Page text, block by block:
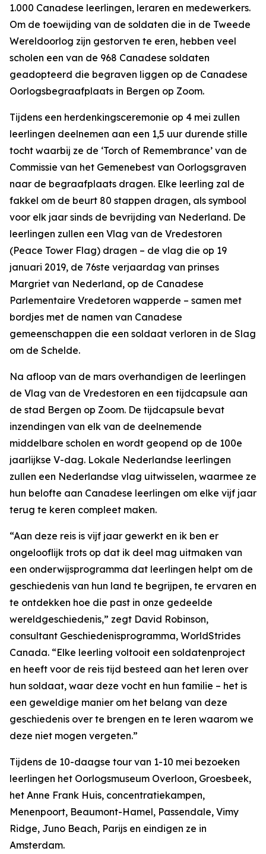
1.000 Canadese leerlingen, leraren en medewerkers.
Om de toewijding van de soldaten die in de Tweede
Wereldoorlog zijn gestorven te eren, hebben veel
scholen een van de 968 Canadese soldaten
geadopteerd die begraven liggen op de Canadese
Oorlogsbegraafplaats in Bergen op Zoom.
Tijdens een herdenkingsceremonie op 4 mei zullen
leerlingen deelnemen aan een 1,5 uur durende stille
tocht waarbij ze de ‘Torch of Remembrance’ van de
Commissie van het Gemenebest van Oorlogsgraven
naar de begraafplaats dragen. Elke leerling zal de
fakkel om de beurt 80 stappen dragen, als symbool
voor elk jaar sinds de bevrijding van Nederland. De
leerlingen zullen een Vlag van de Vredestoren
(Peace Tower Flag) dragen – de vlag die op 19
januari 2019, de 76ste verjaardag van prinses
Margriet van Nederland, op de Canadese
Parlementaire Vredetoren wapperde – samen met
bordjes met de namen van Canadese
gemeenschappen die een soldaat verloren in de Slag
om de Schelde.
Na afloop van de mars overhandigen de leerlingen
de Vlag van de Vredestoren en een tijdcapsule aan
de stad Bergen op Zoom. De tijdcapsule bevat
inzendingen van elk van de deelnemende
middelbare scholen en wordt geopend op de 100e
jaarlijkse V-dag. Lokale Nederlandse leerlingen
zullen een Nederlandse vlag uitwisselen, waarmee ze
hun belofte aan Canadese leerlingen om elke vijf jaar
terug te keren compleet maken.
“Aan deze reis is vijf jaar gewerkt en ik ben er
ongelooflijk trots op dat ik deel mag uitmaken van
een onderwijsprogramma dat leerlingen helpt om de
geschiedenis van hun land te begrijpen, te ervaren en
te ontdekken hoe die past in onze gedeelde
wereldgeschiedenis,” zegt David Robinson,
consultant Geschiedenisprogramma, WorldStrides
Canada. “Elke leerling voltooit een soldatenproject
en heeft voor de reis tijd besteed aan het leren over
hun soldaat, waar deze vocht en hun familie – het is
een geweldige manier om het belang van deze
geschiedenis over te brengen en te leren waarom we
deze niet mogen vergeten.”
Tijdens de 10-daagse tour van 1-10 mei bezoeken
leerlingen het Oorlogsmuseum Overloon, Groesbeek,
het Anne Frank Huis, concentratiekampen,
Menenpoort, Beaumont-Hamel, Passendale, Vimy
Ridge, Juno Beach, Parijs en eindigen ze in
Amsterdam.